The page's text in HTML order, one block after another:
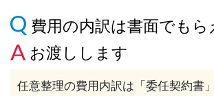
費用の内訳は書面でもら
お渡しします
任意整理の費用内訳は「委任契約書